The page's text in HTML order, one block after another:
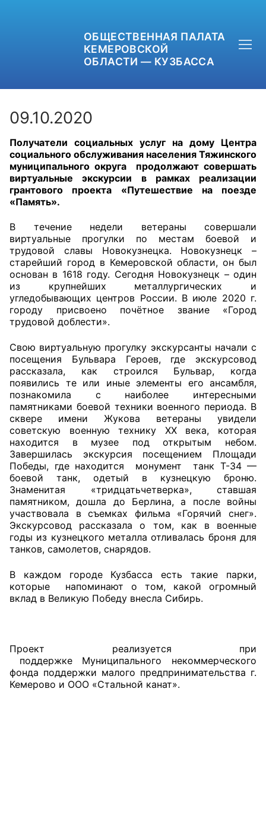
ОБЩЕСТВЕННАЯ ПАЛАТА
КЕМЕРОВСКОЙ
ОБЛАСТИ — КУЗБАССА
+7 (3842) 58-82-40
OPKO42@BK.RU
Главная
Общественные советы
Общественные советы при территориальных
органах федеральных органов
исполнительной власти
Общественные советы по проведению
независимой оценки качества условий
оказания услуг
О Палате
Структура Палаты
Комиссии
Экспертный совет ОП КО
Совет ОП КО
Общественный штаб
Регламент ОП КО
Кодекс этики ОП КО
09.10.2020
Получатели социальных услуг на дому Центра
социального обслуживания населения Тяжинского
муниципального округа продолжают совершать
виртуальные экскурсии в рамках реализации
грантового проекта «Путешествие на поезде
«Память».
В течение недели ветераны совершали
виртуальные прогулки по местам боевой и
трудовой славы Новокузнецка. Новокузнецк –
старейший город в Кемеровской области, он был
основан в 1618 году. Сегодня Новокузнецк – один
из крупнейших металлургических и
угледобывающих центров России. В июле 2020 г.
городу присвоено почётное звание «Город
трудовой доблести».
Свою виртуальную прогулку экскурсанты начали с
посещения Бульвара Героев, где экскурсовод
рассказала, как строился Бульвар, когда
появились те или иные элементы его ансамбля,
познакомила с наиболее интересными
памятниками боевой техники военного периода. В
сквере имени Жукова ветераны увидели
советскую военную технику XX века, которая
находится в музее под открытым небом.
Завершилась экскурсия посещением Площади
Победы, где находится монумент танк Т-34 —
боевой танк, одетый в кузнецкую броню.
Знаменитая «тридцатьчетверка», ставшая
памятником, дошла до Берлина, а после войны
участвовала в съемках фильма «Горячий снег».
Экскурсовод рассказала о том, как в военные
годы из кузнецкого металла отливалась броня для
танков, самолетов, снарядов.
В каждом городе Кузбасса есть такие парки,
которые напоминают о том, какой огромный
вклад в Великую Победу внесла Сибирь.
Проект реализуется при
поддержке Муниципального некоммерческого
фонда поддержки малого предпринимательства г.
Кемерово и ООО «Стальной канат».